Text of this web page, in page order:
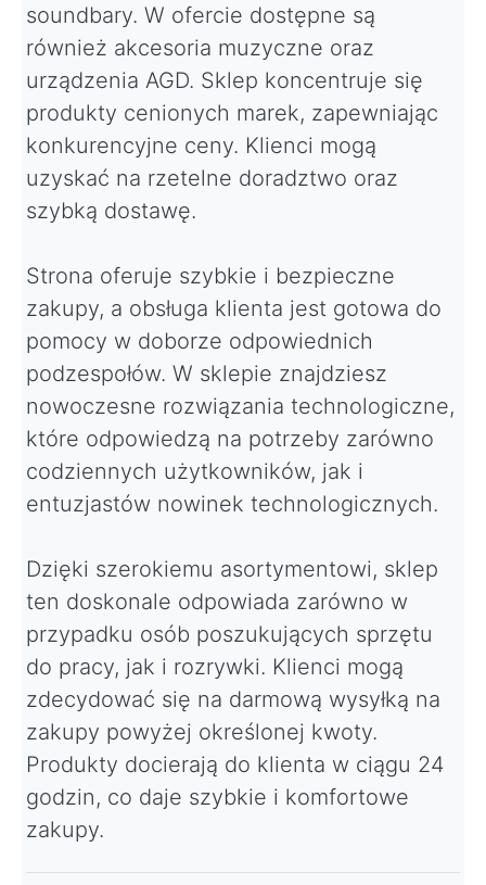
soundbary. W ofercie dostępne są
również akcesoria muzyczne oraz
urządzenia AGD. Sklep koncentruje się
produkty cenionych marek, zapewniając
konkurencyjne ceny. Klienci mogą
uzyskać na rzetelne doradztwo oraz
szybką dostawę.
Strona oferuje szybkie i bezpieczne
zakupy, a obsługa klienta jest gotowa do
pomocy w doborze odpowiednich
podzespołów. W sklepie znajdziesz
nowoczesne rozwiązania technologiczne,
które odpowiedzą na potrzeby zarówno
codziennych użytkowników, jak i
entuzjastów nowinek technologicznych.
Dzięki szerokiemu asortymentowi, sklep
ten doskonale odpowiada zarówno w
przypadku osób poszukujących sprzętu
do pracy, jak i rozrywki. Klienci mogą
zdecydować się na darmową wysyłką na
zakupy powyżej określonej kwoty.
Produkty docierają do klienta w ciągu 24
godzin, co daje szybkie i komfortowe
zakupy.